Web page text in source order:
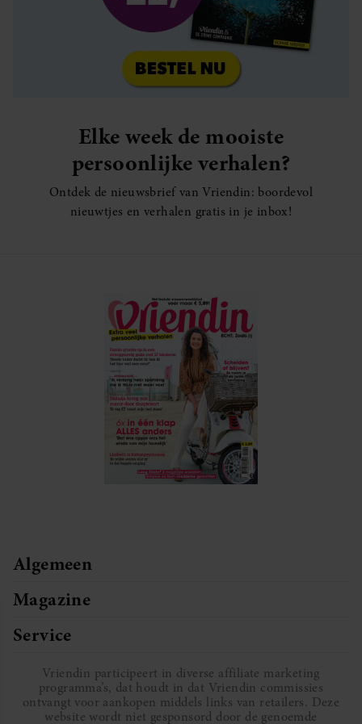
Elke week de mooiste
persoonlijke verhalen?
Ontdek de nieuwsbrief van Vriendin: boordevol
nieuwtjes en verhalen gratis in je inbox!
Algemeen
Magazine
Service
Vriendin participeert in diverse affiliate marketing
programma’s, dat houdt in dat Vriendin commissies
ontvangt voor aankopen middels links van retailers. Deze
website wordt niet gesponsord door de genoemde